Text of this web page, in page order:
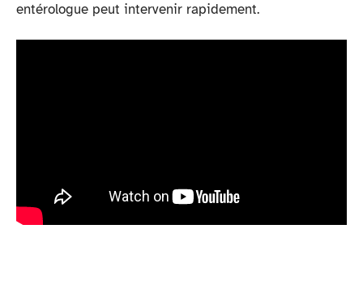
entérologue peut intervenir rapidement.